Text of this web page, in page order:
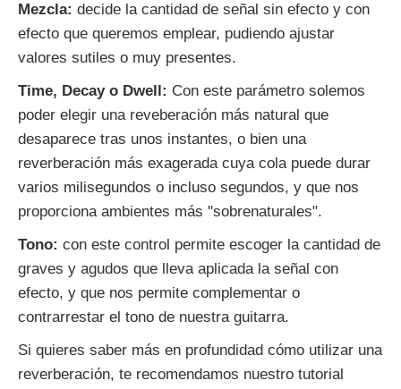
Mezcla: decide la cantidad de señal sin efecto y con
efecto que queremos emplear, pudiendo ajustar
valores sutiles o muy presentes.
Time, Decay o Dwell: Con este parámetro solemos
poder elegir una reveberación más natural que
desaparece tras unos instantes, o bien una
reverberación más exagerada cuya cola puede durar
varios milisegundos o incluso segundos, y que nos
proporciona ambientes más "sobrenaturales".
Tono: con este control permite escoger la cantidad de
graves y agudos que lleva aplicada la señal con
efecto, y que nos permite complementar o
contrarrestar el tono de nuestra guitarra.
Si quieres saber más en profundidad cómo utilizar una
reverberación, te recomendamos nuestro tutorial